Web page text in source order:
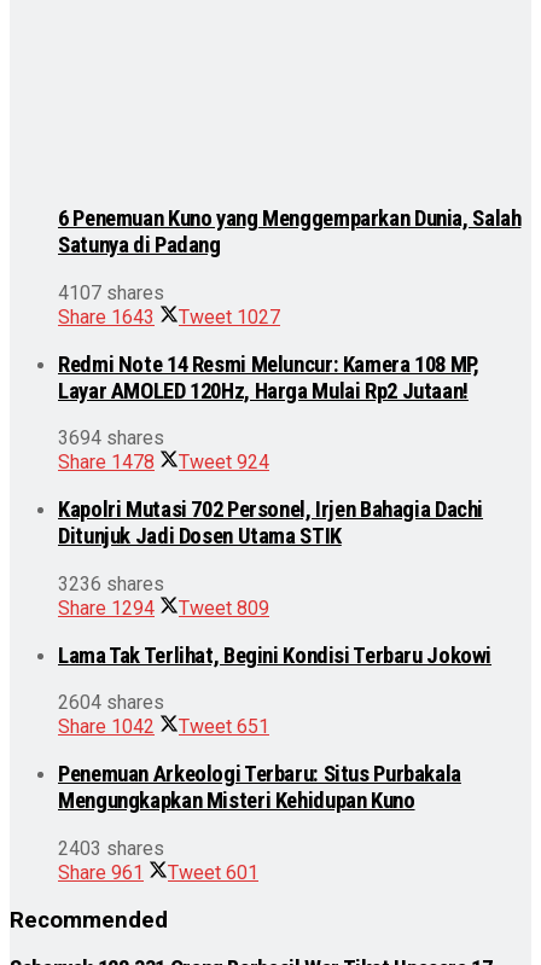
6 Penemuan Kuno yang Menggemparkan Dunia, Salah
Satunya di Padang
4107 shares
Share 1643 Tweet 1027
Redmi Note 14 Resmi Meluncur: Kamera 108 MP,
Layar AMOLED 120Hz, Harga Mulai Rp2 Jutaan!
3694 shares
Share 1478 Tweet 924
Kapolri Mutasi 702 Personel, Irjen Bahagia Dachi
Ditunjuk Jadi Dosen Utama STIK
3236 shares
Share 1294 Tweet 809
Lama Tak Terlihat, Begini Kondisi Terbaru Jokowi
2604 shares
Share 1042 Tweet 651
Penemuan Arkeologi Terbaru: Situs Purbakala
Mengungkapkan Misteri Kehidupan Kuno
2403 shares
Share 961 Tweet 601
Recommended